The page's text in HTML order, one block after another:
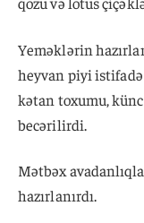
Yeməklərin
heyvan piyi
kətan toxumu,
becərilirdi.
Mətbəx
hazırlanırdı.